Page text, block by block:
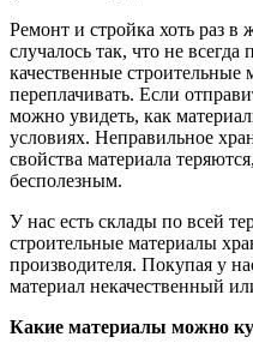
Ремонт и стройка хоть раз в
случалось так, что не всегда
качественные
переплачивать. Если
можно увидеть, как
условиях. Неправильное
свойства материала
бесполезным.
У нас есть склады по всей
строительные материалы
производителя. Покупая у
материал некачественный
Какие материалы можно